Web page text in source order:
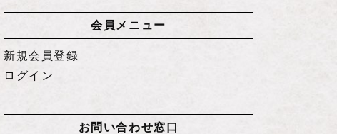
会員メニュー
新規会員登録
ログイン
お問い合わせ窓口